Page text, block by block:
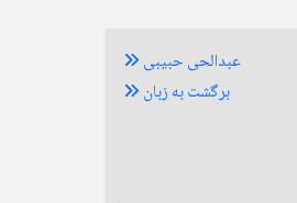
عبدالحی حبیبی
برگشت به زبان